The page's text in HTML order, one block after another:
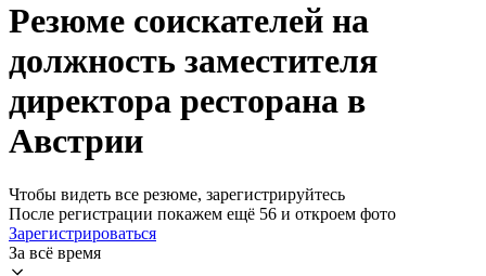
Резюме соискателей на
должность заместителя
директора ресторана в
Австрии
Чтобы видеть все резюме, зарегистрируйтесь
После регистрации покажем ещё 56 и откроем фото
Зарегистрироваться
За всё время